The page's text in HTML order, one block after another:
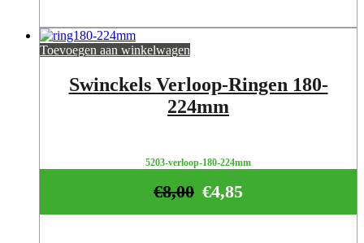
Toevoegen aan winkelwagen
Swinckels Verloop-Ringen 180-
224mm
5203-verloop-180-224mm
€4,85
€8,00